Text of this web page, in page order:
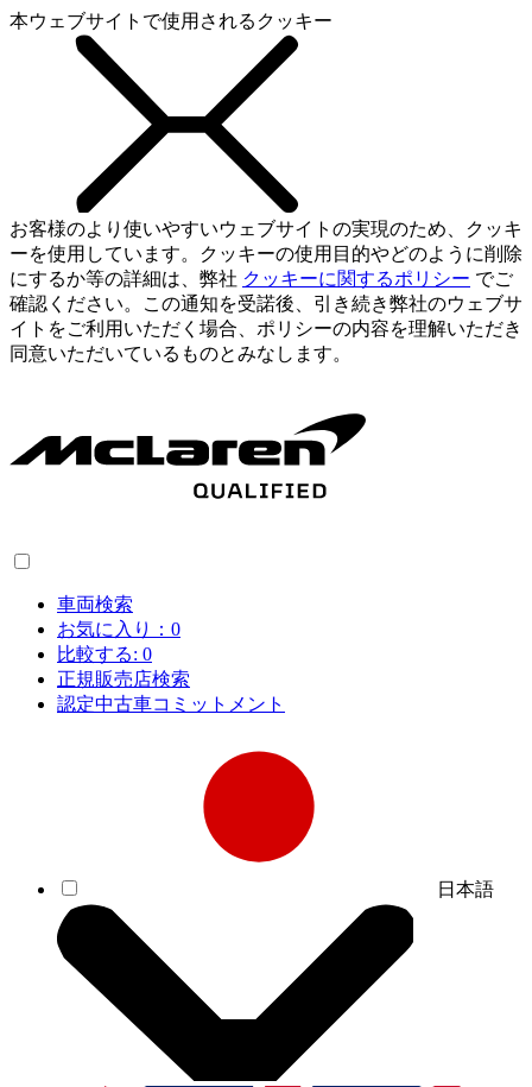
本ウェブサイトで使用されるクッキー
お客様のより使いやすいウェブサイトの実現のため、クッキ
ーを使用しています。クッキーの使用目的やどのように削除
にするか等の詳細は、弊社 クッキーに関するポリシー でご
確認ください。この通知を受諾後、引き続き弊社のウェブサ
イトをご利用いただく場合、ポリシーの内容を理解いただき
同意いただいているものとみなします。
車両検索
お気に入り： 0
比較する: 0
正規販売店検索
認定中古車コミットメント
日本語